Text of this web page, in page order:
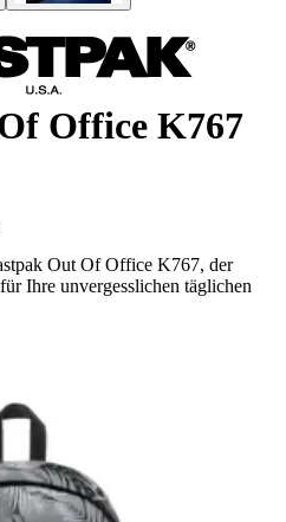
Office K767
Out Of Office K767, der
Ihre unvergesslichen täglichen